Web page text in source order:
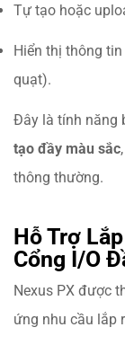
Tự tạo hoặc
Hiển thị thông
quạt).
Đây là tính năng
tạo đầy màu sắc
thông thường.
Hỗ Trợ
Cổng I/O
Nexus PX được
ứng nhu cầu lắp